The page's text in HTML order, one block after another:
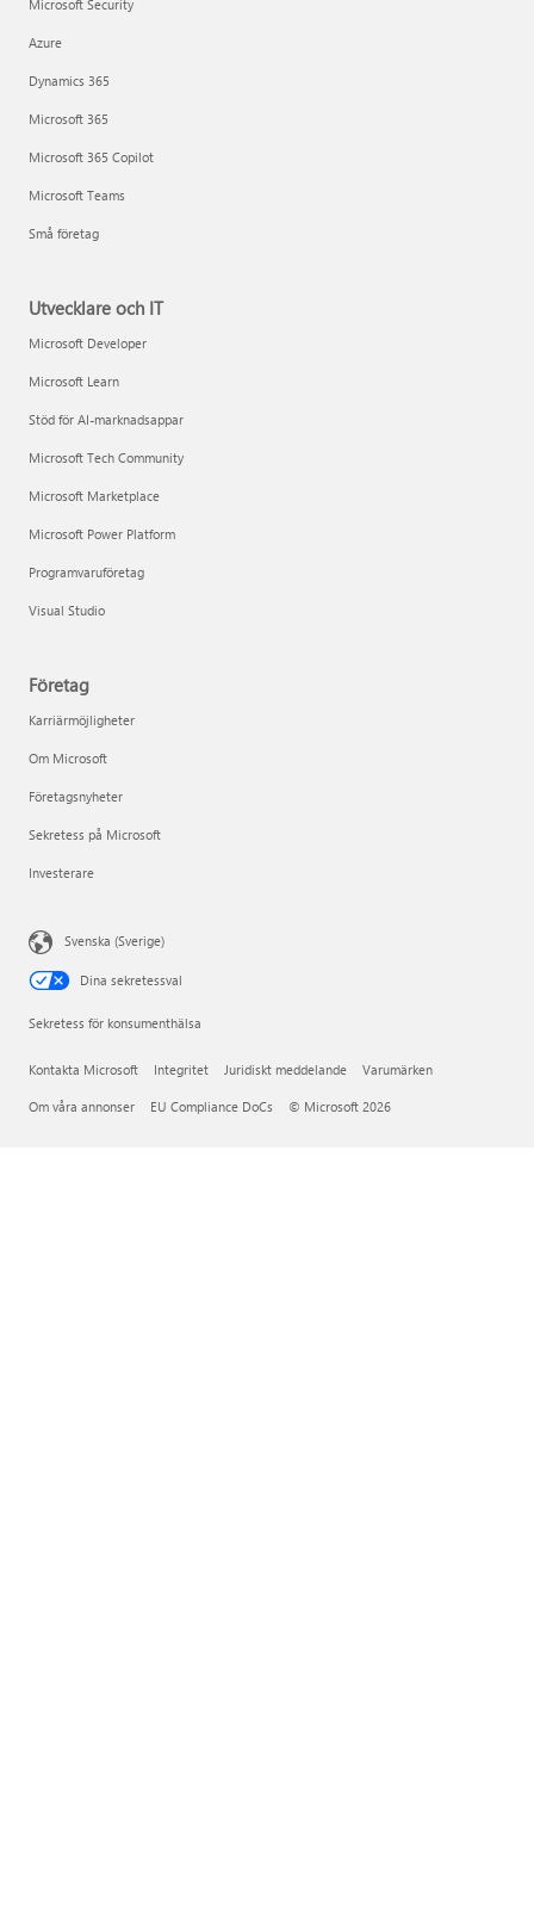
Microsoft Security
Azure
Dynamics 365
Microsoft 365
Microsoft 365 Copilot
Microsoft Teams
Små företag
Utvecklare och IT
Microsoft Developer
Microsoft Learn
Stöd för AI-marknadsappar
Microsoft Tech Community
Microsoft Marketplace
Microsoft Power Platform
Programvaruföretag
Visual Studio
Företag
Karriärmöjligheter
Om Microsoft
Företagsnyheter
Sekretess på Microsoft
Investerare
Svenska (Sverige)
Dina sekretessval
Sekretess för konsumenthälsa
Kontakta Microsoft Integritet Juridiskt meddelande Varumärken
Om våra annonser EU Compliance DoCs © Microsoft 2026